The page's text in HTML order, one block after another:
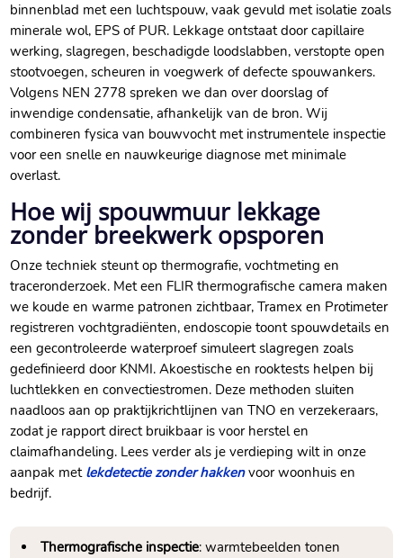
binnenblad met een luchtspouw, vaak gevuld met isolatie zoals
minerale wol, EPS of PUR.​ Lekkage ontstaat door capillaire
werking, slagregen, beschadigde loodslabben, verstopte open
stootvoegen, scheuren in voegwerk of defecte spouwankers.​
Volgens NEN 2778 spreken we dan over doorslag of
inwendige condensatie, afhankelijk van de bron.​ Wij
combineren fysica van bouwvocht met instrumentele inspectie
voor een snelle en nauwkeurige diagnose met minimale
overlast.​
Hoe wij spouwmuur lekkage
zonder breekwerk opsporen
Onze techniek steunt op thermografie, vochtmeting en
traceronderzoek.​ Met een FLIR thermografische camera maken
we koude en warme patronen zichtbaar, Tramex en Protimeter
registreren vochtgradiënten, endoscopie toont spouwdetails en
een gecontroleerde waterproef simuleert slagregen zoals
gedefinieerd door KNMI.​ Akoestische en rooktests helpen bij
luchtlekken en convectiestromen.​ Deze methoden sluiten
naadloos aan op praktijkrichtlijnen van TNO en verzekeraars,
zodat je rapport direct bruikbaar is voor herstel en
claimafhandeling.​ Lees verder als je verdieping wilt in onze
aanpak met lekdetectie zonder hakkenvoor woonhuis en
bedrijf.​
Thermografische inspectie: warmtebeelden tonen